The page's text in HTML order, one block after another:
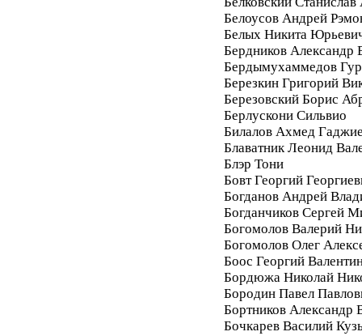
Белоусов Андрей
Белых Никита
Бердников Александр
Бердымухаммедов
Березкин Григорий
Березовский Борис
Берлускони Сильвио
Билалов Ахмед
Блаватник Леонид
Блэр Тони
Бовт Георгий
Богданов Андрей
Богданчиков Сергей
Богомолов Валерий
Богомолов Олег
Боос Георгий
Бордюжа Николай
Бородин Павел
Бортников Александр
Бочкарев Василий